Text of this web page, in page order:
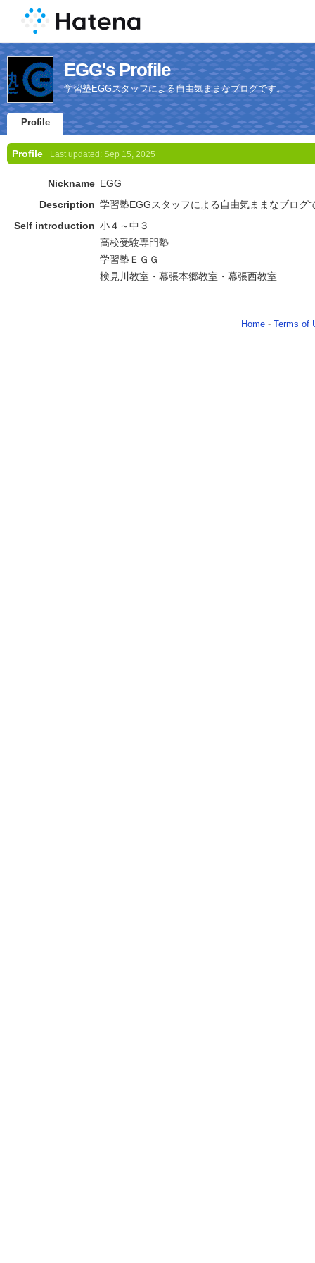
EGG's Profile
学習塾EGGスタッフによる自由気ままなブログです。
Profile
Profile Last updated: Sep 15, 2025
Nickname EGG
Description 学習塾EGGスタッフによる自由気ままなブログ
Self introduction 小４～中３
高校受験専門塾
学習塾ＥＧＧ
検見川教室・幕張本郷教室・幕張西教室
Home- Terms of